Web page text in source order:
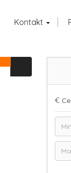
Kontakt
€